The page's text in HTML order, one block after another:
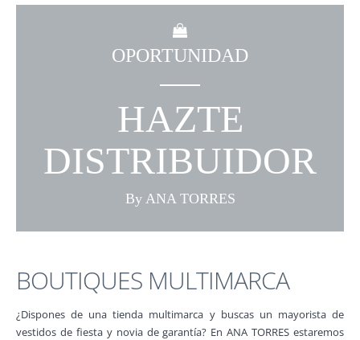
OPORTUNIDAD
HAZTE
DISTRIBUIDOR
By ANA TORRES
BOUTIQUES MULTIMARCA
¿Dispones de una tienda multimarca y buscas un mayorista de
vestidos de fiesta y novia de garantía? En ANA TORRES estaremos